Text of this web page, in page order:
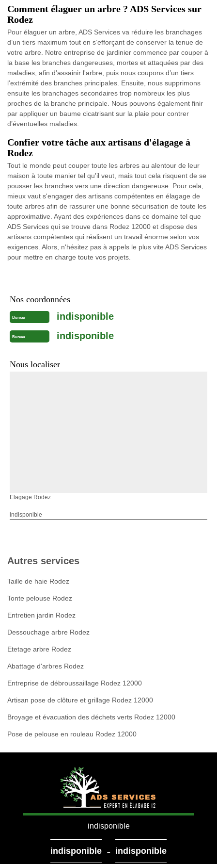
Comment élaguer un arbre ? ADS Services sur
Rodez
Pour élaguer un arbre, ADS Services va réduire les branchages
d’un tiers maximum tout en s’efforçant de conserver la tenue de
votre arbre. Notre entreprise de jardinier commence par couper à
la base les branches dangereuses, mortes et attaquées par des
maladies, afin d’assainir l'arbre, puis nous coupons d’un tiers
l’extrémité des branches principales. Ensuite, nous supprimons
ensuite les branchages secondaires trop nombreux les plus
proches de la branche principale. Nous pouvons également finir
par appliquer un baume cicatrisant sur la plaie pour contrer
d’éventuelles maladies.
Confier votre tâche aux artisans d'élagage à
Rodez
Tout le monde peut couper toute les arbres au alentour de leur
maison à toute manier tel qu'il veut, mais tout cela risquent de se
pousser les branches vers une direction dangereuse. Pour cela,
mieux vaut s'engager des artisans compétentes en élagage de
toute arbres afin de rassurer une bonne sécurisation de toute les
approximative. Ayant des expériences dans ce domaine tel que
ADS Services qui se trouve dans Rodez 12000 et dispose des
artisans compétentes qui réalisent un travail énorme selon vos
exigences. Alors, n'hésitez pas à appels le plus vite ADS Services
pour mettre en charge toute vos projets.
Nos coordonnées
Bureau indisponible
Bureau indisponible
Nous localiser
Elagage Rodez
indisponible
Autres services
Taille de haie Rodez
Tonte pelouse Rodez
Entretien jardin Rodez
Dessouchage arbre Rodez
Etetage arbre Rodez
Abattage d'arbres Rodez
Entreprise de débroussaillage Rodez 12000
Artisan pose de clôture et grillage Rodez 12000
Broyage et évacuation des déchets verts Rodez 12000
Pose de pelouse en rouleau Rodez 12000
indisponible
indisponible - indisponible